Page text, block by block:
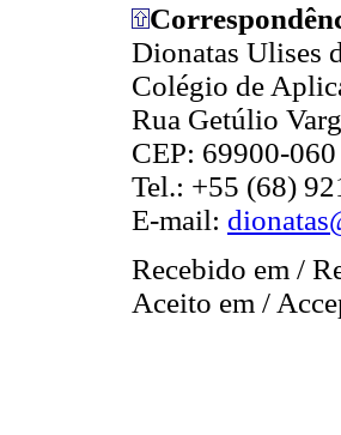
Dionatas Ulises
Colégio de
Rua Getúlio
CEP: 69900-
Tel.: +55 (68)
E-mail:
Recebido em /
Aceito em /